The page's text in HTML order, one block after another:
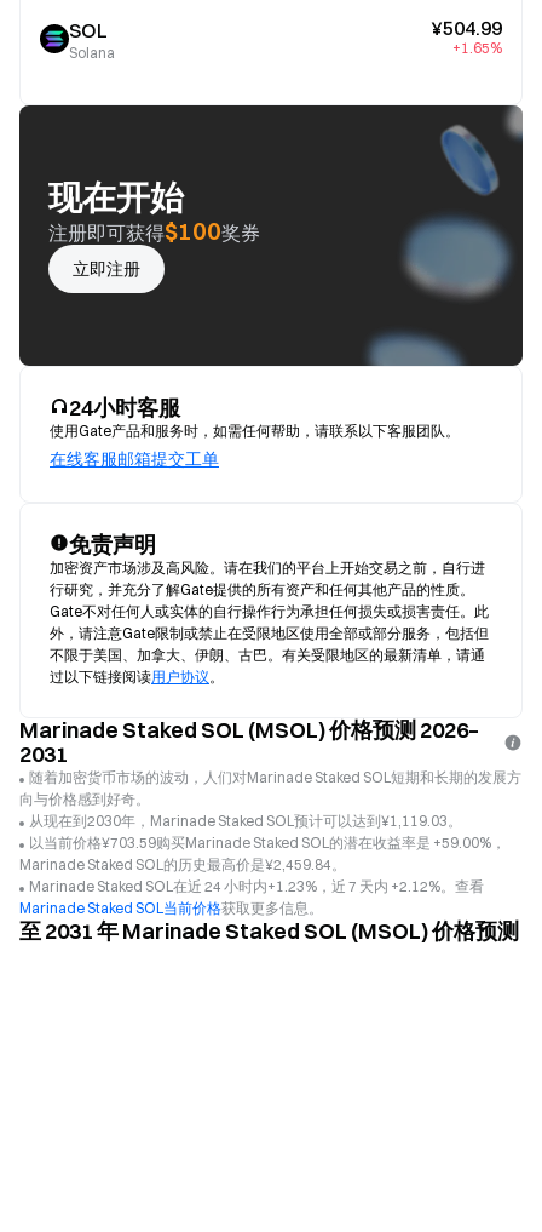
SOL
Solana
¥504.99
+1.65%
现在开始
注册即可获得$100奖券
立即注册
24小时客服
使用Gate产品和服务时，如需任何帮助，请联系以下客服团队。
在线客服邮箱提交工单
免责声明
加密资产市场涉及高风险。请在我们的平台上开始交易之前，自行进
行研究，并充分了解Gate提供的所有资产和任何其他产品的性质。
Gate不对任何人或实体的自行操作行为承担任何损失或损害责任。此
外，请注意Gate限制或禁止在受限地区使用全部或部分服务，包括但
不限于美国、加拿大、伊朗、古巴。有关受限地区的最新清单，请通
过以下链接阅读用户协议。
Marinade Staked SOL (MSOL) 价格预测 2026–
2031
随着加密货币市场的波动，人们对Marinade Staked SOL短期和长期的发展方
向与价格感到好奇。
从现在到2030年，Marinade Staked SOL预计可以达到¥1,119.03。
以当前价格¥703.59购买Marinade Staked SOL的潜在收益率是 +59.00%，
Marinade Staked SOL的历史最高价是¥2,459.84。
Marinade Staked SOL在近 24 小时内+1.23%，近 7 天内 +2.12%。查看
Marinade Staked SOL当前价格获取更多信息。
至 2031 年 Marinade Staked SOL (MSOL) 价格预测